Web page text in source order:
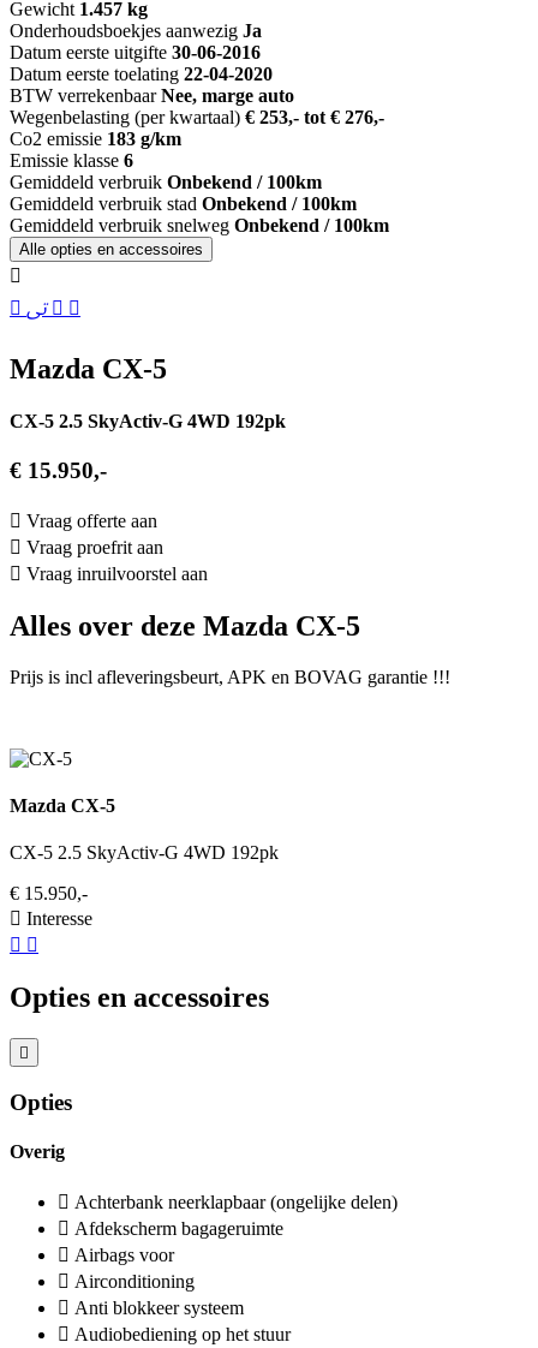
Gewicht 1.457 kg
Onderhoudsboekjes aanwezig Ja
Datum eerste uitgifte 30-06-2016
Datum eerste toelating 22-04-2020
BTW verrekenbaar Nee, marge auto
Wegenbelasting (per kwartaal) € 253,- tot € 276,-
Co2 emissie 183 g/km
Emissie klasse 6
Gemiddeld verbruik Onbekend / 100km
Gemiddeld verbruik stad Onbekend / 100km
Gemiddeld verbruik snelweg Onbekend / 100km
Alle opties en accessoires
Mazda CX-5
CX-5 2.5 SkyActiv-G 4WD 192pk
€ 15.950,-
Vraag offerte aan
Vraag proefrit aan
Vraag inruilvoorstel aan
Alles over deze Mazda CX-5
Prijs is incl afleveringsbeurt, APK en BOVAG garantie !!!
Mazda CX-5
CX-5 2.5 SkyActiv-G 4WD 192pk
€ 15.950,-
Interesse
Opties en accessoires
Opties
Overig
Achterbank neerklapbaar (ongelijke delen)
Afdekscherm bagageruimte
Airbags voor
Airconditioning
Anti blokkeer systeem
Audiobediening op het stuur